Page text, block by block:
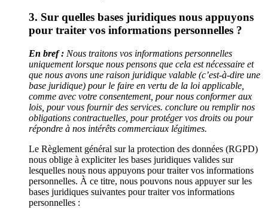
3. Sur quelles bases juridiques nous appuyons
pour traiter vos informations personnelles ?
En bref : Nous traitons vos informations personnelles
uniquement lorsque nous pensons que cela est nécessaire et
que nous avons une raison juridique valable (c’est-à-dire une
base juridique) pour le faire en vertu de la loi applicable,
comme avec votre consentement, pour nous conformer aux
lois, pour vous fournir des services. conclure ou remplir nos
obligations contractuelles, pour protéger vos droits ou pour
répondre à nos intérêts commerciaux légitimes.
Le Règlement général sur la protection des données (RGPD)
nous oblige à expliciter les bases juridiques valides sur
lesquelles nous nous appuyons pour traiter vos informations
personnelles. À ce titre, nous pouvons nous appuyer sur les
bases juridiques suivantes pour traiter vos informations
personnelles :